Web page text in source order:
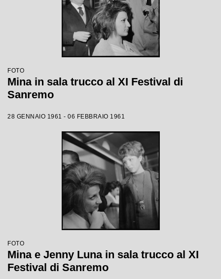
FOTO
Mina in sala trucco al XI Festival di
Sanremo
28 GENNAIO 1961 - 06 FEBBRAIO 1961
FOTO
Mina e Jenny Luna in sala trucco al XI
Festival di Sanremo